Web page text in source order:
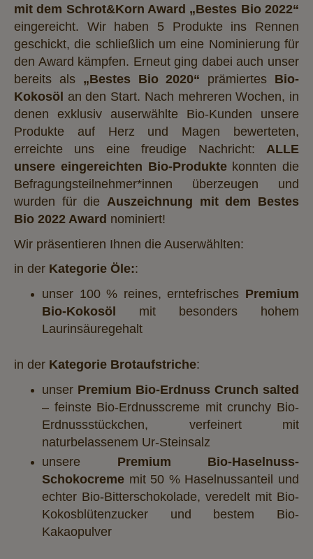
mit dem Schrot&Korn Award „Bestes Bio 2022“
eingereicht. Wir haben 5 Produkte ins Rennen
geschickt, die schließlich um eine Nominierung für
den Award kämpfen. Erneut ging dabei auch unser
bereits als „Bestes Bio 2020“ prämiertes Bio-
Kokosöl an den Start. Nach mehreren Wochen, in
denen exklusiv auserwählte Bio-Kunden unsere
Produkte auf Herz und Magen bewerteten,
erreichte uns eine freudige Nachricht: ALLE
unsere eingereichten Bio-Produktekonnten die
Befragungsteilnehmer*innen überzeugen und
wurden für die Auszeichnung mit dem Bestes
Bio 2022 Award nominiert!
Wir präsentieren Ihnen die Auserwählten:
in der Kategorie Öle::
unser 100 % reines, erntefrisches Premium
Bio-Kokosöl mit besonders hohem
Laurinsäuregehalt
in der Kategorie Brotaufstriche:
unser Premium Bio-Erdnuss Crunch salted
– feinste Bio-Erdnusscreme mit crunchy Bio-
Erdnussstückchen, verfeinert mit
naturbelassenem Ur-Steinsalz
unsere Premium Bio-Haselnuss-
Schokocreme mit 50 % Haselnussanteil und
echter Bio-Bitterschokolade, veredelt mit Bio-
Kokosblütenzucker und bestem Bio-
Kakaopulver